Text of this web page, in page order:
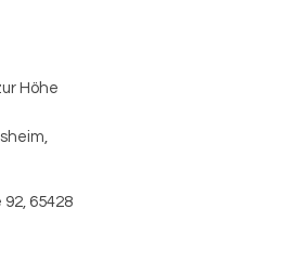
Höhe
65428